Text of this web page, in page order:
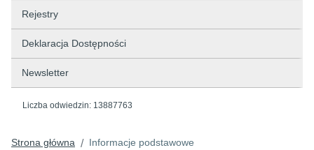
Rejestry
Deklaracja Dostępności
Newsletter
Liczba odwiedzin: 13887763
Strona główna / Informacje podstawowe